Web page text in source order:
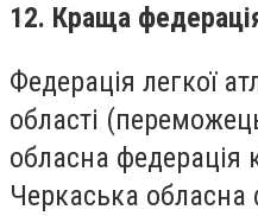
12. Краща
Федерація легкої
області
обласна федерація
Черкаська обласна